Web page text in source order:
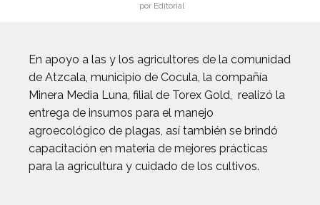
por Editorial
En apoyo a las y los agricultores de la comunidad
de Atzcala, municipio de Cocula, la compañía
Minera Media Luna, filial de Torex Gold, realizó la
entrega de insumos para el manejo
agroecológico de plagas, así también se brindó
capacitación en materia de mejores prácticas
para la agricultura y cuidado de los cultivos.